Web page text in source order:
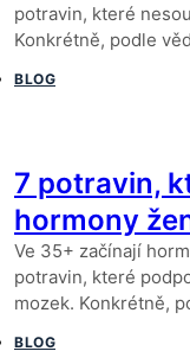
potravin, které
Konkrétně, podle
BLOG
7 potravin,
hormony
Ve 35+ začínají
potravin, které
mozek. Konkrétně,
BLOG